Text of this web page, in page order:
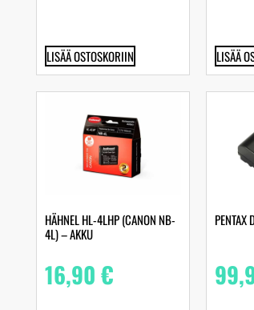
LISÄÄ OSTOSKORIIN LISÄÄ
HÄHNEL HL-4LHP (CANON NB-
4L) – AKKU
16,90€